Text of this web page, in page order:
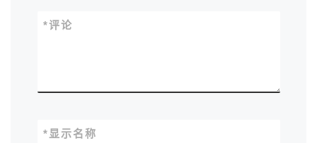
评论
*
显示名称
*